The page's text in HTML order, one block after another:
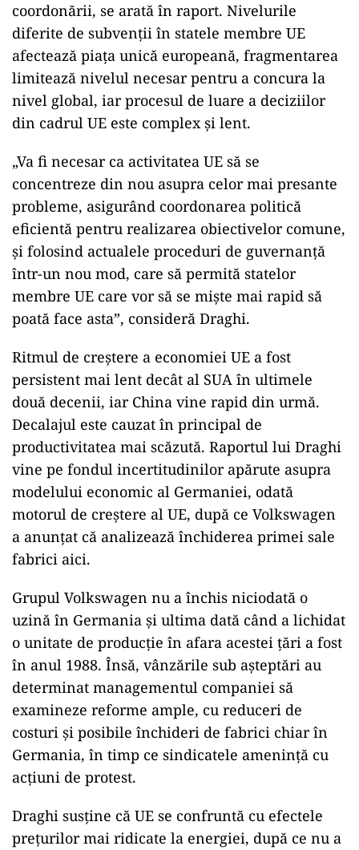
coordonării, se arată în raport. Nivelurile
diferite de subvenţii în statele membre UE
afectează piaţa unică europeană, fragmentarea
limitează nivelul necesar pentru a concura la
nivel global, iar procesul de luare a deciziilor
din cadrul UE este complex şi lent.
„Va fi necesar ca activitatea UE să se
concentreze din nou asupra celor mai presante
probleme, asigurând coordonarea politică
eficientă pentru realizarea obiectivelor comune,
şi folosind actualele proceduri de guvernanţă
într-un nou mod, care să permită statelor
membre UE care vor să se mişte mai rapid să
poată face asta”, consideră Draghi.
Ritmul de creştere a economiei UE a fost
persistent mai lent decât al SUA în ultimele
două decenii, iar China vine rapid din urmă.
Decalajul este cauzat în principal de
productivitatea mai scăzută. Raportul lui Draghi
vine pe fondul incertitudinilor apărute asupra
modelului economic al Germaniei, odată
motorul de creştere al UE, după ce Volkswagen
a anunţat că analizează închiderea primei sale
fabrici aici.
Grupul Volkswagen nu a închis niciodată o
uzină în Germania şi ultima dată când a lichidat
o unitate de producţie în afara acestei ţări a fost
în anul 1988. Însă, vânzările sub aşteptări au
determinat managementul companiei să
examineze reforme ample, cu reduceri de
costuri şi posibile închideri de fabrici chiar în
Germania, în timp ce sindicatele ameninţă cu
acţiuni de protest.
Draghi susţine că UE se confruntă cu efectele
preţurilor mai ridicate la energiei, după ce nu a